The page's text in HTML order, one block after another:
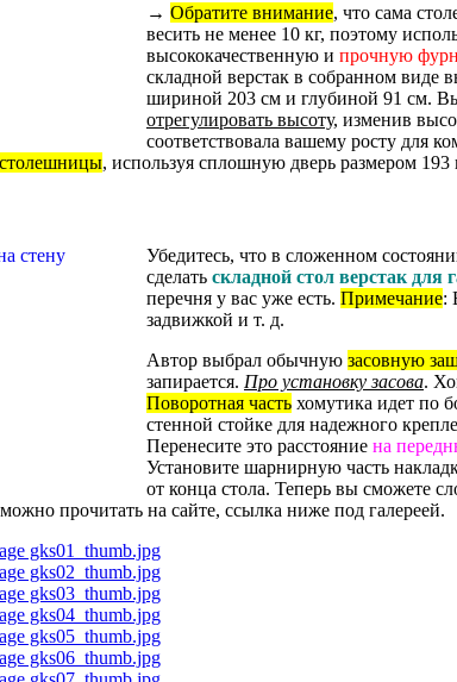
→ Обратите внимание, что сама
весить не менее 10 кг, поэтому
высококачественную и прочную
складной верстак в собранном виде
шириной 203 см и глубиной 91 см.
отрегулировать высоту, изменив
соответствовала вашему росту для
, используя сплошную дверь размером 193
Убедитесь, что в сложенном
сделать складной стол верстак для
перечня у вас уже есть. Примечание:
задвижкой и т. д.
Автор выбрал обычную засовную
запирается. Про установку засова.
Поворотная часть хомутика идет по
стенной стойке для надежного
Перенесите это расстояние на
Установите шарнирную часть
от конца стола. Теперь вы сможете
прочитать на сайте, ссылка ниже под галереей.